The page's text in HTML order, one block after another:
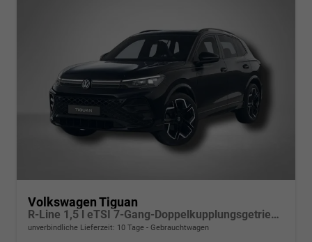
Volkswagen Tiguan
R-Line 1,5 l eTSI 7-Gang-Doppelkupplungsgetriebe DSG
unverbindliche Lieferzeit: 10 Tage Gebrauchtwagen